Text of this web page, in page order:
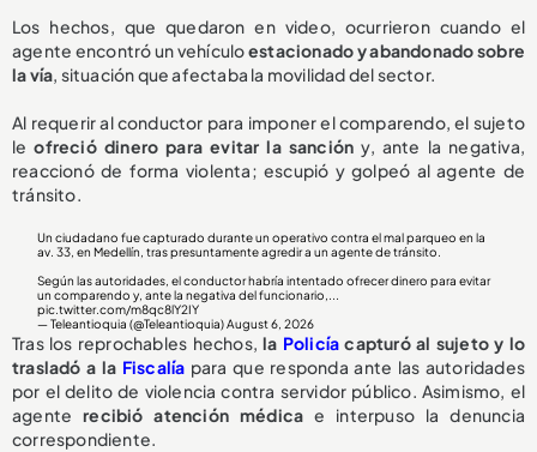
Los hechos, que quedaron en video, ocurrieron cuando el
agente encontró un vehículoestacionado y abandonado sobre
la vía, situación que afectaba la movilidad del sector.
Al requerir al conductor para imponer el comparendo, el sujeto
leofreció dinero para evitar la sanción y, ante la negativa,
reaccionó de forma violenta; escupió y golpeó al agente de
tránsito.
Un ciudadano fue capturado durante un operativo contra el mal parqueo en la
av. 33, en Medellín, tras presuntamente agredir a un agente de tránsito.
Según las autoridades, el conductor habría intentado ofrecer dinero para evitar
un comparendo y, ante la negativa del funcionario,...
pic.twitter.com/m8qc8lY2IY
— Teleantioquia (@Teleantioquia)August 6, 2026
Tras los reprochables hechos,la Policía capturó al sujeto y lo
trasladó a la Fiscalía para que responda ante las autoridades
por el delito de violencia contra servidor público. Asimismo, el
agenterecibió atención médica e interpuso la denuncia
correspondiente.